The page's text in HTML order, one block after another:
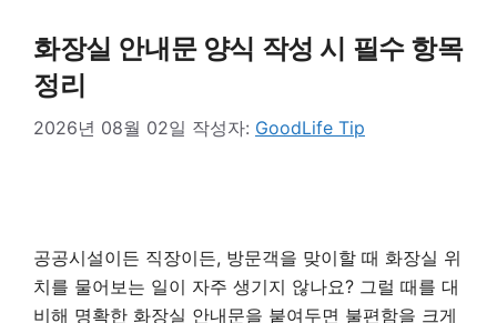
화장실 안내문 양식 작성 시 필수 항목
정리
2026년 08월 02일 작성자: GoodLife Tip
공공시설이든 직장이든, 방문객을 맞이할 때 화장실 위
치를 물어보는 일이 자주 생기지 않나요? 그럴 때를 대
비해 명확한 화장실 안내문을 붙여두면 불편함을 크게